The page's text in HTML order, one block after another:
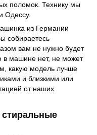
поломок. Технику мы
Одессу.
из Германии
собираетесь
вам не нужно будет
в машине нет, не может
какую модель лучше
и близкими или
от наших